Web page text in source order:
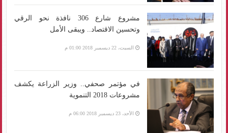
مشروع شارع 306 نافذة نحو الرقي
وتحسين الاقتصاد.. ويبقى الأمل
السبت، 22 ديسمبر 2018 01:00 م
في مؤتمر صحفي.. وزير الزراعة يكشف
مشروعات 2018 التنموية
الأحد، 23 ديسمبر 2018 06:00 م